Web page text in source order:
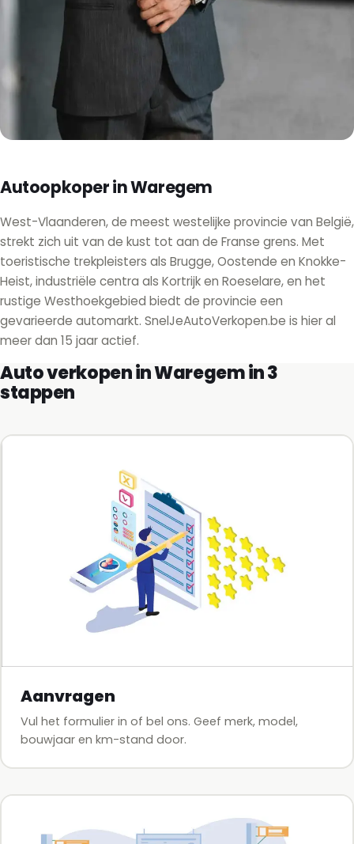
Autoopkoper in Waregem
West-Vlaanderen, de meest westelijke provincie van België,
strekt zich uit van de kust tot aan de Franse grens. Met
toeristische trekpleisters als Brugge, Oostende en Knokke-
Heist, industriële centra als Kortrijk en Roeselare, en het
rustige Westhoekgebied biedt de provincie een
gevarieerde automarkt. SnelJeAutoVerkopen.be is hier al
meer dan 15 jaar actief.
Auto verkopen in Waregem in 3
stappen
Aanvragen
Vul het formulier in of bel ons. Geef merk, model,
bouwjaar en km-stand door.